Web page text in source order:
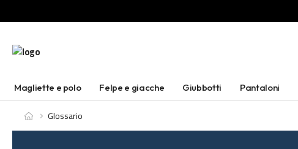
Magliette e polo Felpe e giacche Giubbotti Pantaloni
Glossario